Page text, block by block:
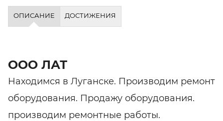
ОПИСАНИЕ ДОСТИЖЕНИЯ
ООО ЛАТ
Находимся в Луганске. Производим ремонт
оборудования. Продажу оборудования.
производим ремонтные работы.